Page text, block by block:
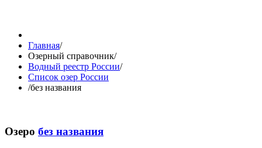
Главная/
Озерный справочник/
Водный реестр России/
Список озер России
/без названия
Озеро без названия